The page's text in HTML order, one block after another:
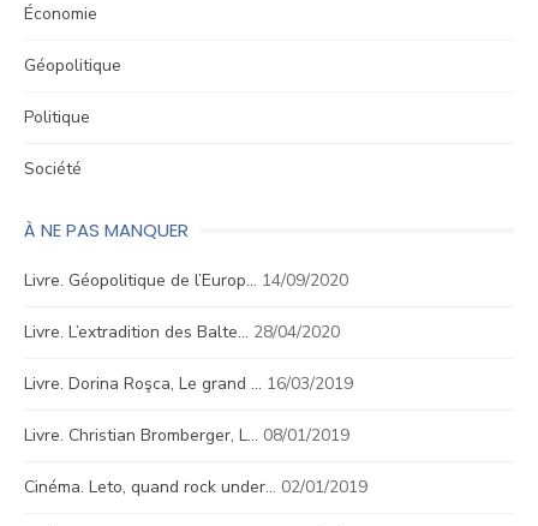
Économie
Géopolitique
Politique
Société
À NE PAS MANQUER
Livre. Géopolitique de l’Europ… 14/09/2020
Livre. L’extradition des Balte… 28/04/2020
Livre. Dorina Roşca, Le grand … 16/03/2019
Livre. Christian Bromberger, L… 08/01/2019
Cinéma. Leto, quand rock under… 02/01/2019